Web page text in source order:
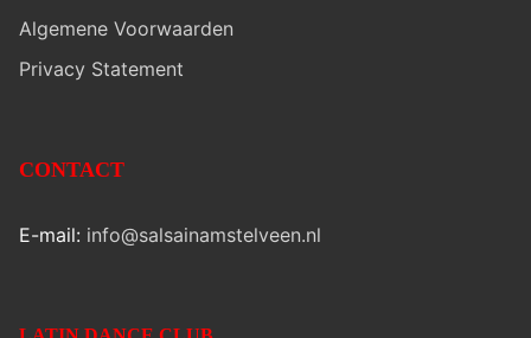
Algemene Voorwaarden
Privacy Statement
CONTACT
E-mail: info@salsainamstelveen.nl